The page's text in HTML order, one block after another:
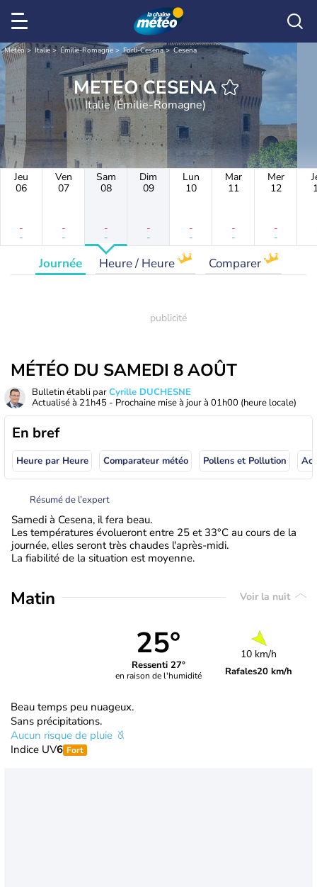
Météo Italie Émilie-Romagne Forlì-Cesena Cesena
METEO CESENA
Italie (Émilie-Romagne)
Jeu
06
-
-
Ven
07
-
-
Sam
08
-
-
Dim
09
-
-
Lun
10
-
-
Mar
11
-
-
Mer
12
-
-
Journée Heure / Heure Comparer
MÉTÉO DU SAMEDI 8 AOÛT
Bulletin établi parCyrille DUCHESNE
Actualisé à 21h45 - Prochaine mise à jour à 01h00 (heure locale)
En bref
Heure par Heure Comparateur météo Pollens et Pollution
Résumé de l’expert
Samedi à Cesena, il fera beau.
Les températures évolueront entre 25 et 33°C au cours de la
journée, elles seront très chaudes l'après-midi.
La fiabilité de la situation est moyenne.
Matin Voir la nuit
25°
Ressenti 27°
en raison de l'humidité
10 km/h
Rafales20 km/h
Beau temps peu nuageux.
Sans précipitations.
Aucun risque de pluie
Indice UV6 Fort